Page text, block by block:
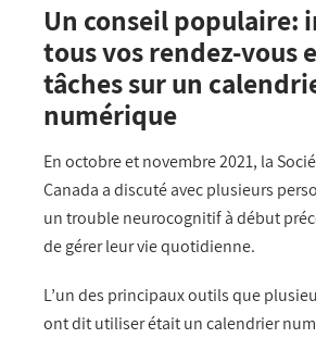
Un conseil populaire:
tous vos rendez-vous
tâches sur un
numérique
En octobre et novembre 2021, la
Canada a discuté avec plusieurs
un trouble neurocognitif à début
de gérer leur vie quotidienne.
L’un des principaux outils que
ont dit utiliser était un calendrier